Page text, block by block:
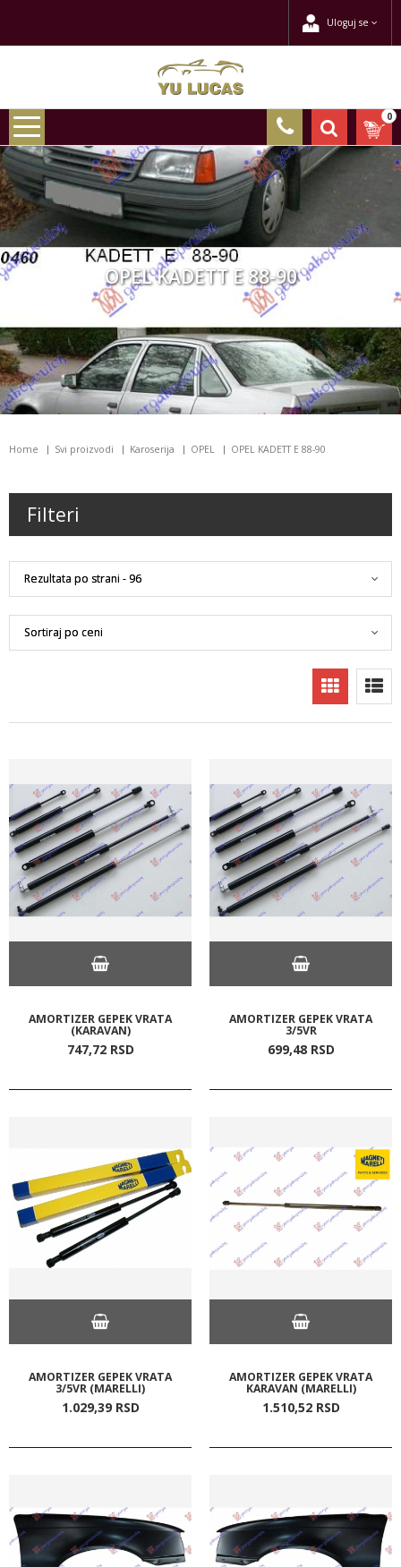
Uloguj se
0
OPEL KADETT E 88-90
Home Svi proizvodi Karoserija OPEL OPEL KADETT E 88-90
Filteri
AMORTIZER GEPEK VRATA
(KARAVAN)
747,72 RSD
AMORTIZER GEPEK VRATA
3/5VR
699,48 RSD
AMORTIZER GEPEK VRATA
3/5VR (MARELLI)
1.029,39 RSD
AMORTIZER GEPEK VRATA
KARAVAN (MARELLI)
1.510,52 RSD